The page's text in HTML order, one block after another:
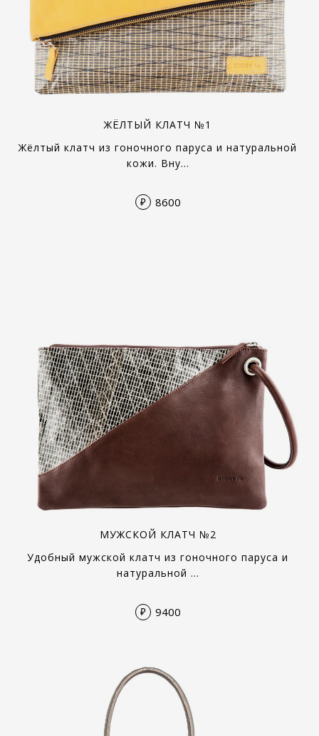
ЖЁЛТЫЙ КЛАТЧ №1
Жёлтый клатч из гоночного паруса и натуральной
кожи. Вну…
₽ 8600
МУЖСКОЙ КЛАТЧ №2
Удобный мужской клатч из гоночного паруса и
натуральной …
₽ 9400